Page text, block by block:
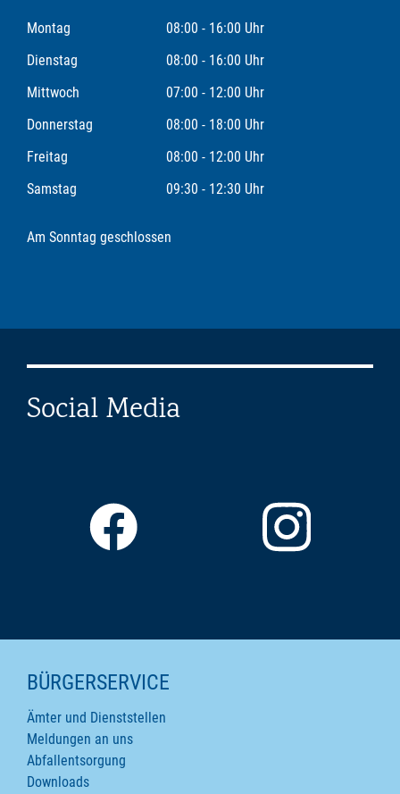
Montag
08:00 - 16:00 Uhr
Dienstag
08:00 - 16:00 Uhr
Mittwoch
07:00 - 12:00 Uhr
Donnerstag
08:00 - 18:00 Uhr
Freitag
08:00 - 12:00 Uhr
Samstag
09:30 - 12:30 Uhr
Am Sonntag geschlossen
Social Media
SEITENINHALTE
BÜRGERSERVICE
Ämter und Dienststellen
Meldungen an uns
Abfallentsorgung
Downloads